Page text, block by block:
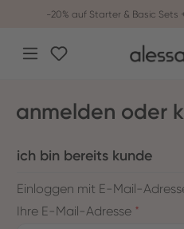
Zum Hauptinhalt springen
-20% auf Starter & Basic Sets
Du hast 0
anmelden oder
ich bin bereits kunde
Einloggen mit E-Mail-
Ihre E-Mail-Adresse *